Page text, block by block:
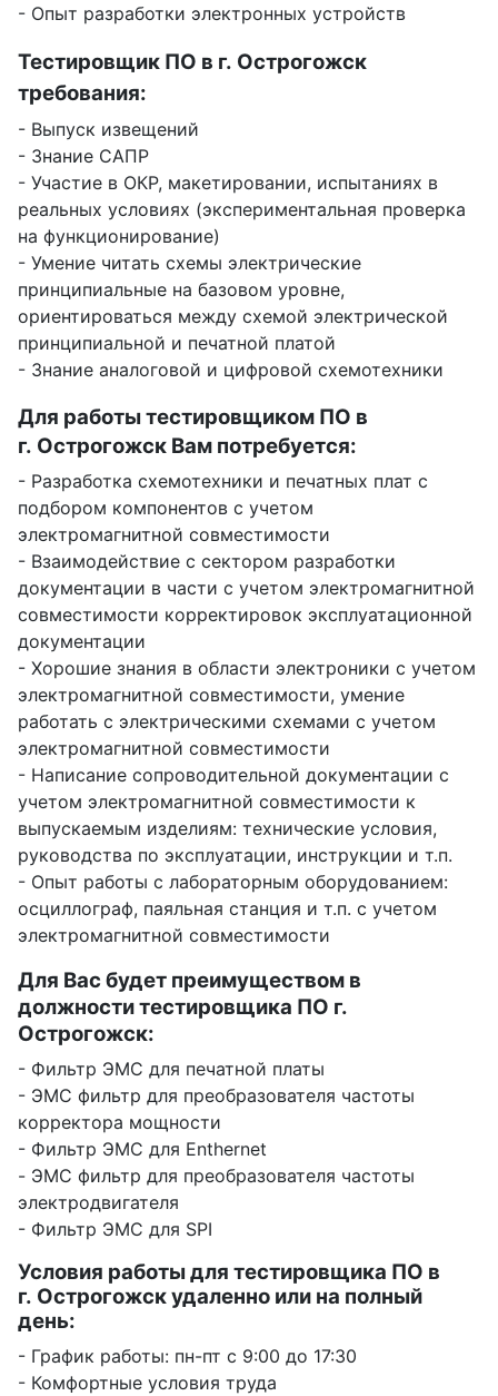
- Опыт разработки электронных устройств
Тестировщик ПО в г. Острогожск
требования:
- Выпуск извещений
- Знание САПР
- Участие в ОКР, макетировании, испытаниях в
реальных условиях (экспериментальная проверка
на функционирование)
- Умение читать схемы электрические
принципиальные на базовом уровне,
ориентироваться между схемой электрической
принципиальной и печатной платой
- Знание аналоговой и цифровой схемотехники
Для работы тестировщиком ПО в
г. Острогожск Вам потребуется:
- Разработка схемотехники и печатных плат с
подбором компонентов с учетом
электромагнитной совместимости
- Взаимодействие с сектором разработки
документации в части с учетом электромагнитной
совместимости корректировок эксплуатационной
документации
- Хорошие знания в области электроники с учетом
электромагнитной совместимости, умение
работать с электрическими схемами с учетом
электромагнитной совместимости
- Написание сопроводительной документации с
учетом электромагнитной совместимости к
выпускаемым изделиям: технические условия,
руководства по эксплуатации, инструкции и т.п.
- Опыт работы с лабораторным оборудованием:
осциллограф, паяльная станция и т.п. с учетом
электромагнитной совместимости
Для Вас будет преимуществом в
должности тестировщика ПО г.
Острогожск:
- Фильтр ЭМС для печатной платы
- ЭМС фильтр для преобразователя частоты
корректора мощности
- Фильтр ЭМС для Enthernet
- ЭМС фильтр для преобразователя частоты
электродвигателя
- Фильтр ЭМС для SPI
Условия работы для тестировщика ПО в
г. Острогожск удаленно или на полный
день:
- График работы: пн-пт с 9:00 до 17:30
- Комфортные условия труда